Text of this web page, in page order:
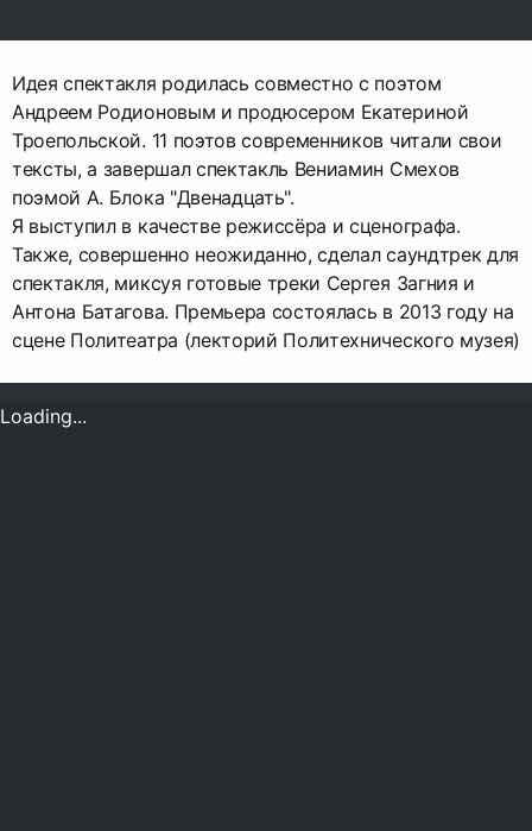
Идея спектакля родилась совместно с поэтом
Андреем Родионовым и продюсером Екатериной
Троепольской. 11 поэтов современников читали свои
тексты, а завершал спектакль Вениамин Смехов
поэмой А. Блока "Двенадцать".
Я выступил в качестве режиссёра и сценографа.
Также, совершенно неожиданно, сделал саундтрек для
спектакля, миксуя готовые треки Сергея Загния и
Антона Батагова. Премьера состоялась в 2013 году на
сцене Политеатра (лекторий Политехнического музея)
Loading...